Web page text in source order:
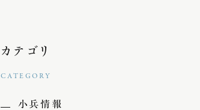
カテゴリ
CATEGORY
小兵情報